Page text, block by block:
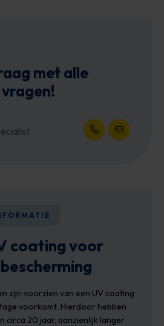
met alle
Open hetOpen het
coating voor
zijn voorzien van een UV coating
voorkomt. Hierdoor hebben
circa 20 jaar, aanzienlijk langer